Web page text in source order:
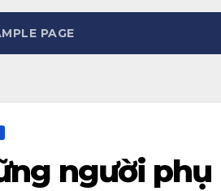
PAGE
người